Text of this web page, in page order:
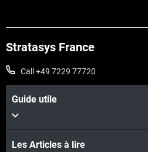
Stratasys France
Call +49 7229 77720
Guide utile
Les Articles à lire